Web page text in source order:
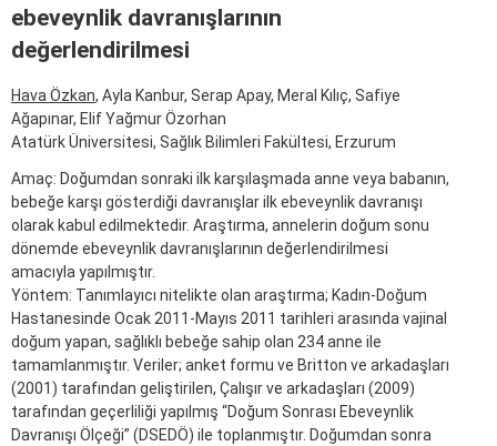
ebeveynlik davranışlarının
değerlendirilmesi
Hava Özkan, Ayla Kanbur, Serap Apay, Meral Kılıç, Safiye
Ağapınar, Elif Yağmur Özorhan
Atatürk Üniversitesi, Sağlık Bilimleri Fakültesi, Erzurum
Amaç: Doğumdan sonraki ilk karşılaşmada anne veya babanın,
bebeğe karşı gösterdiği davranışlar ilk ebeveynlik davranışı
olarak kabul edilmektedir. Araştırma, annelerin doğum sonu
dönemde ebeveynlik davranışlarının değerlendirilmesi
amacıyla yapılmıştır.
Yöntem: Tanımlayıcı nitelikte olan araştırma; Kadın-Doğum
Hastanesinde Ocak 2011-Mayıs 2011 tarihleri arasında vajinal
doğum yapan, sağlıklı bebeğe sahip olan 234 anne ile
tamamlanmıştır. Veriler; anket formu ve Britton ve arkadaşları
(2001) tarafından geliştirilen, Çalışır ve arkadaşları (2009)
tarafından geçerliliği yapılmış “Doğum Sonrası Ebeveynlik
Davranışı Ölçeği” (DSEDÖ) ile toplanmıştır. Doğumdan sonra